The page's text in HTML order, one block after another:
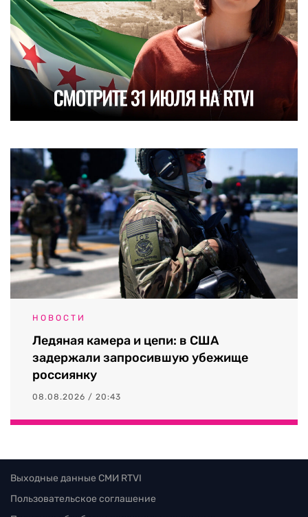
НОВОСТИ
Ледяная камера и цепи: в США
задержали запросившую убежище
россиянку
08.08.2026 / 20:43
Выходные данные СМИ RTVI
Пользовательское соглашение